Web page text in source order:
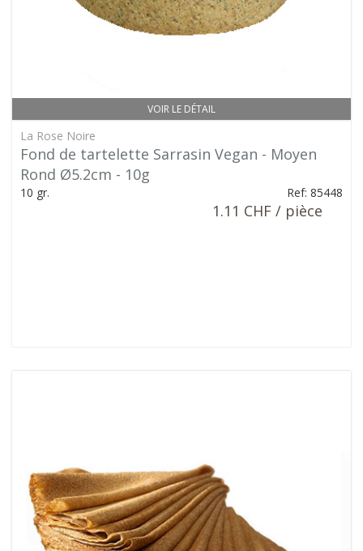
VOIR LE DÉTAIL
La Rose Noire
Fond de tartelette Sarrasin Vegan - Moyen
Rond Ø5.2cm - 10g
10 gr. Ref: 85448
1.11 CHF / pièce